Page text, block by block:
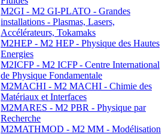
M2GI - M2 GI-PLATO - Grandes
installations - Plasmas, Lasers,
Accélérateurs, Tokamaks
M2HEP - M2 HEP - Physique des Hautes
Energies
M2ICFP - M2 ICFP - Centre International
de Physique Fondamentale
M2MACHI - M2 MACHI - Chimie des
Matériaux et Interfaces
M2MARES - M2 PBR - Physique par
Recherche
M2MATHMOD - M2 MM - Modélisation